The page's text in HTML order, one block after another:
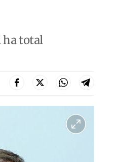
ha total